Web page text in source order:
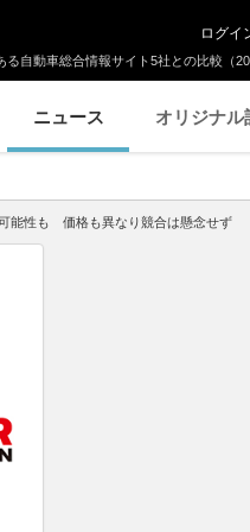
自動車総合情報サイト5社との比較（
ログイ
ニュース オリジナル
能性も 価格も異なり競合は懸念せず